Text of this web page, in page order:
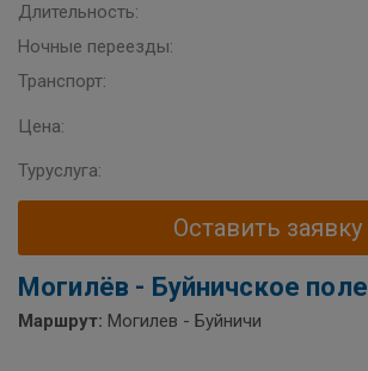
Длительность:
Ночные переезды:
Транспорт:
Цена:
Туруслуга:
Оставить заявку
Могилёв - Буйничское поле
Маршрут: Могилев - Буйничи